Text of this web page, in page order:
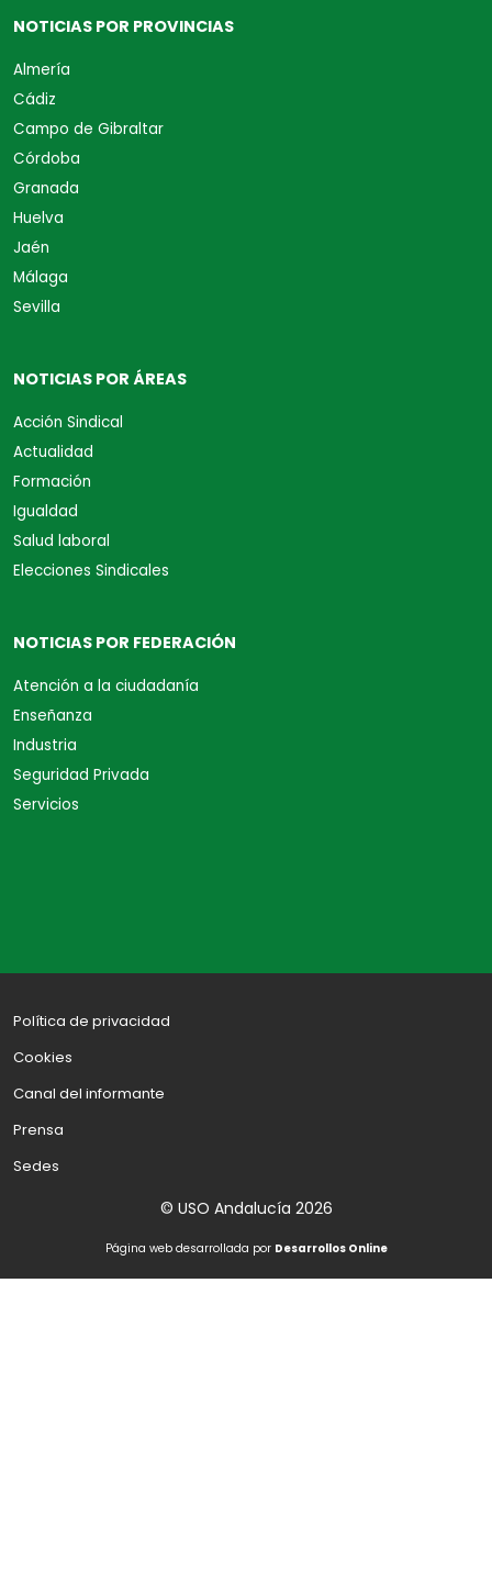
NOTICIAS POR PROVINCIAS
Almería
Cádiz
Campo de Gibraltar
Córdoba
Granada
Huelva
Jaén
Málaga
Sevilla
NOTICIAS POR ÁREAS
Acción Sindical
Actualidad
Formación
Igualdad
Salud laboral
Elecciones Sindicales
NOTICIAS POR FEDERACIÓN
Atención a la ciudadanía
Enseñanza
Industria
Seguridad Privada
Servicios
Política de privacidad
Cookies
Canal del informante
Prensa
Sedes
© USO Andalucía 2026
Página web desarrollada por Desarrollos Online